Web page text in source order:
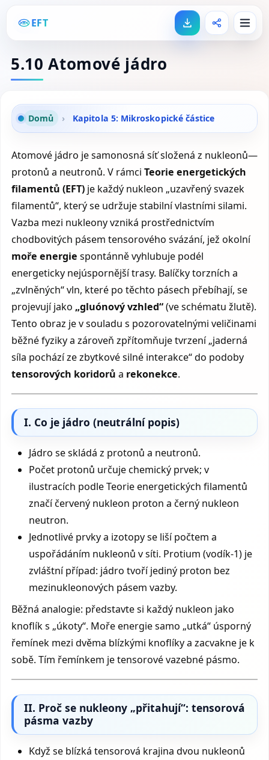
EFT
5.10 Atomové jádro
Domů › Kapitola 5: Mikroskopické částice
Atomové jádro je samonosná síť složená z nukleonů—
protonů a neutronů. V rámci Teorie energetických
filamentů (EFT) je každý nukleon „uzavřený svazek
filamentů“, který se udržuje stabilní vlastními silami.
Vazba mezi nukleony vzniká prostřednictvím
chodbovitých pásem tensorového svázání, jež okolní
moře energie spontánně vyhlubuje podél
energeticky nejúspornější trasy. Balíčky torzních a
„zvlněných“ vln, které po těchto pásech přebíhají, se
projevují jako „gluónový vzhled“(ve schématu žlutě).
Tento obraz je v souladu s pozorovatelnými veličinami
běžné fyziky a zároveň zpřítomňuje tvrzení „jaderná
síla pochází ze zbytkové silné interakce“ do podoby
tensorových koridorů a rekonekce.
I. Co je jádro (neutrální popis)
Jádro se skládá z protonů a neutronů.
Počet protonů určuje chemický prvek; v
ilustracích podle Teorie energetických filamentů
značí červený nukleon proton a černý nukleon
neutron.
Jednotlivé prvky a izotopy se liší počtem a
uspořádáním nukleonů v síti. Protium (vodík-1) je
zvláštní případ: jádro tvoří jediný proton bez
mezinu­kleonových pásem vazby.
Běžná analogie: představte si každý nukleon jako
knoflík s „úkoty“. Moře energie samo „utká“ úsporný
řemínek mezi dvěma blízkými knoflíky a zacvakne je k
sobě. Tím řemínkem je tensorové vazebné pásmo.
II. Proč se nukleony „přitahují“: tensorová
pásma vazby
Když se blízká tensorová krajina dvou nukleonů